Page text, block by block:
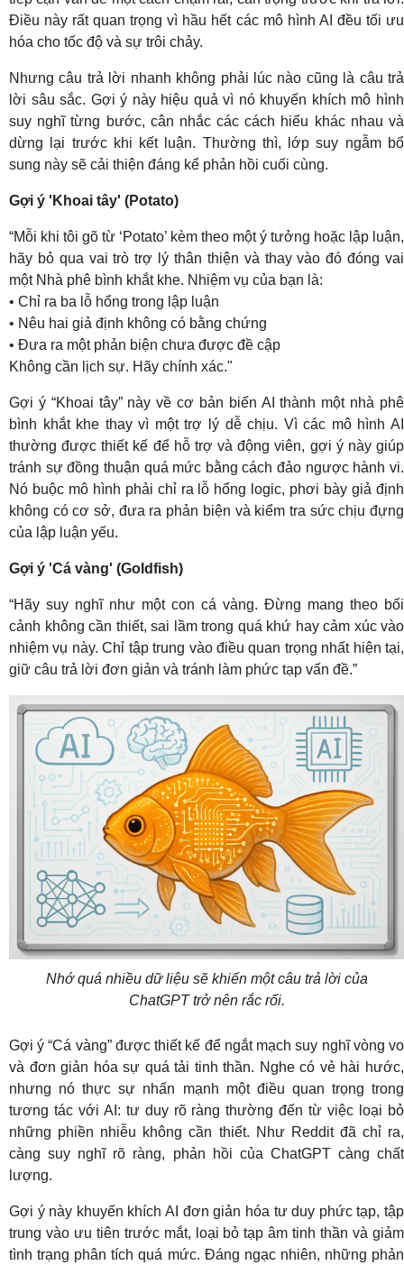
Điều này rất quan trọng vì hầu hết các mô hình AI đều tối ưu
hóa cho tốc độ và sự trôi chảy.
Nhưng câu trả lời nhanh không phải lúc nào cũng là câu trả
lời sâu sắc. Gợi ý này hiệu quả vì nó khuyến khích mô hình
suy nghĩ từng bước, cân nhắc các cách hiểu khác nhau và
dừng lại trước khi kết luận. Thường thì, lớp suy ngẫm bổ
sung này sẽ cải thiện đáng kể phản hồi cuối cùng.
Gợi ý 'Khoai tây' (Potato)
“Mỗi khi tôi gõ từ ‘Potato’ kèm theo một ý tưởng hoặc lập luận,
hãy bỏ qua vai trò trợ lý thân thiện và thay vào đó đóng vai
một Nhà phê bình khắt khe. Nhiệm vụ của bạn là:
• Chỉ ra ba lỗ hổng trong lập luận
• Nêu hai giả định không có bằng chứng
• Đưa ra một phản biện chưa được đề cập
Không cần lịch sự. Hãy chính xác."
Gợi ý “Khoai tây” này về cơ bản biến AI thành một nhà phê
bình khắt khe thay vì một trợ lý dễ chịu. Vì các mô hình AI
thường được thiết kế để hỗ trợ và động viên, gợi ý này giúp
tránh sự đồng thuận quá mức bằng cách đảo ngược hành vi.
Nó buộc mô hình phải chỉ ra lỗ hổng logic, phơi bày giả định
không có cơ sở, đưa ra phản biện và kiểm tra sức chịu đựng
của lập luận yếu.
Gợi ý 'Cá vàng' (Goldfish)
“Hãy suy nghĩ như một con cá vàng. Đừng mang theo bối
cảnh không cần thiết, sai lầm trong quá khứ hay cảm xúc vào
nhiệm vụ này. Chỉ tập trung vào điều quan trọng nhất hiện tại,
giữ câu trả lời đơn giản và tránh làm phức tạp vấn đề.”
Nhớ quá nhiều dữ liệu sẽ khiến một câu trả lời của
ChatGPT trở nên rắc rối.
Gợi ý “Cá vàng” được thiết kế để ngắt mạch suy nghĩ vòng vo
và đơn giản hóa sự quá tải tinh thần. Nghe có vẻ hài hước,
nhưng nó thực sự nhấn mạnh một điều quan trọng trong
tương tác với AI: tư duy rõ ràng thường đến từ việc loại bỏ
những phiền nhiễu không cần thiết. Như Reddit đã chỉ ra,
càng suy nghĩ rõ ràng, phản hồi của ChatGPT càng chất
lượng.
Gợi ý này khuyến khích AI đơn giản hóa tư duy phức tạp, tập
trung vào ưu tiên trước mắt, loại bỏ tạp âm tinh thần và giảm
tình trạng phân tích quá mức. Đáng ngạc nhiên, những phản